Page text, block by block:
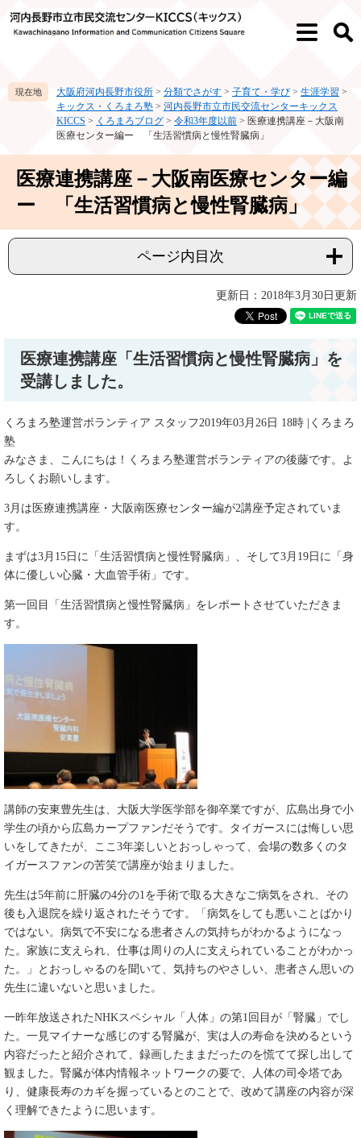
ー
ニ
メ
検
大阪府河内長野市役所 > 分類でさがす > 子育て・学び > 生涯学習 >
キックス・くろまろ塾 > 河内長野市立市民交流センターキックス
KICCS > くろまろブログ > 令和3年度以前 > 医療連携講座－大阪南
医療センター編ー 「生活習慣病と慢性腎臓病」
医療連携講座－大阪南医療センター編
ー 「生活習慣病と慢性腎臓病」
ページ内目次
更新日：2018年3月30日更新
医療連携講座「生活習慣病と慢性腎臓病」を
受講しました。
くろまろ塾運営ボランティア スタッフ2019年03月26日 18時 |くろまろ
塾
みなさま、こんにちは！くろまろ塾運営ボランティアの後藤です。よ
ろしくお願いします。
3月は医療連携講座・大阪南医療センター編が2講座予定されていま
す。
まずは3月15日に「生活習慣病と慢性腎臓病」、そして3月19日に「身
体に優しい心臓・大血管手術」です。
第一回目「生活習慣病と慢性腎臓病」をレポートさせていただきま
す。
講師の安東豊先生は、大阪大学医学部を御卒業ですが、広島出身で小
学生の頃から広島カープファンだそうです。タイガースには悔しい思
いをしてきたが、ここ3年楽しいとおっしゃって、会場の数多くのタ
イガースファンの苦笑で講座が始まりました。
先生は5年前に肝臓の4分の1を手術で取る大きなご病気をされ、その
後も入退院を繰り返されたそうです。「病気をしても悪いことばかり
ではない。病気で不安になる患者さんの気持ちがわかるようになっ
た。家族に支えられ、仕事は周りの人に支えられていることがわかっ
た。」とおっしゃるのを聞いて、気持ちのやさしい、患者さん思いの
先生に違いないと思いました。
一昨年放送されたNHKスペシャル「人体」の第1回目が「腎臓」でし
た。一見マイナーな感じのする腎臓が、実は人の寿命を決めるという
内容だったと紹介されて、録画したままだったのを慌てて探し出して
観ました。腎臓が体内情報ネットワークの要で、人体の司令塔であ
り、健康長寿のカギを握っているとのことで、改めて講座の内容が深
く理解できたように思います。